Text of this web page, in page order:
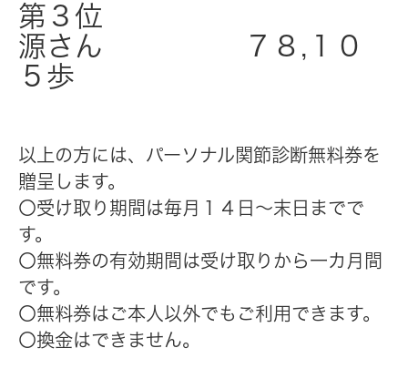
第３位
源さん ７８,１０
５歩
以上の方には、パーソナル関節診断無料券を
贈呈します。
〇受け取り期間は毎月１４日～末日までで
す。
〇無料券の有効期間は受け取りから一カ月間
です。
〇無料券はご本人以外でもご利用できます。
〇換金はできません。